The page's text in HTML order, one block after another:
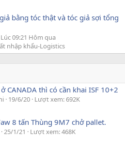
bằng tóc thật và tóc giả sợi tổng
Lúc 09:21 Hôm qua
nhập khẩu-Logistics
CANADA thì có cần khai ISF 10+2
19/6/20 Lượt xem: 692K
8 tấn Thùng 9M7 chở pallet.
25/1/21
Lượt xem: 468K